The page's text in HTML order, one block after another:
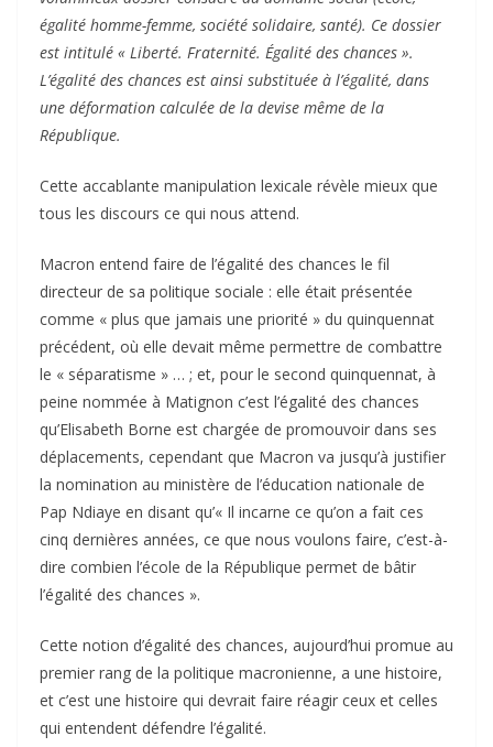
égalité homme-femme, société solidaire, santé). Ce dossier
est intitulé « Liberté. Fraternité. Égalité des chances ».
L’égalité des chances est ainsi substituée à l’égalité, dans
une déformation calculée de la devise même de la
République.
Cette accablante manipulation lexicale révèle mieux que
tous les discours ce qui nous attend.
Macron entend faire de l’égalité des chances le fil
directeur de sa politique sociale : elle était présentée
comme « plus que jamais une priorité » du quinquennat
précédent, où elle devait même permettre de combattre
le « séparatisme » … ; et, pour le second quinquennat, à
peine nommée à Matignon c’est l’égalité des chances
qu’Elisabeth Borne est chargée de promouvoir dans ses
déplacements, cependant que Macron va jusqu’à justifier
la nomination au ministère de l’éducation nationale de
Pap Ndiaye en disant qu’« Il incarne ce qu’on a fait ces
cinq dernières années, ce que nous voulons faire, c’est-à-
dire combien l’école de la République permet de bâtir
l’égalité des chances ».
Cette notion d’égalité des chances, aujourd’hui promue au
premier rang de la politique macronienne, a une histoire,
et c’est une histoire qui devrait faire réagir ceux et celles
qui entendent défendre l’égalité.